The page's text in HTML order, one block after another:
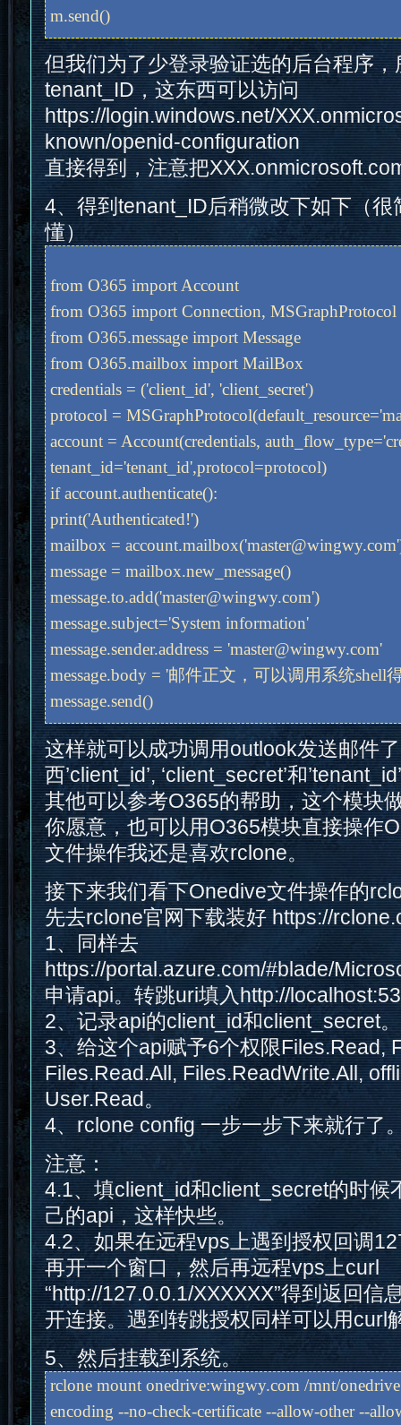
m.send()
但我们为了少登录验证选的后台程序
tenant_ID，这东西可以访问
https://login.windows.net/
known/openid-configuration
直接得到，注意把
4、得到tenant_ID后稍微改下如下（很
懂）
from O365 import Account
from O365 import Connection, MSGraphProtocol
from O365.message import Message
from O365.mailbox import MailBox
credentials = ('client_id', 'client_secret')
protocol =
account = Account(credentials,
tenant_id='tenant_id',protocol=protocol)
if account.authenticate():
print('Authenticated!')
mailbox =
message = mailbox.new_message()
message.to.add('master@wingwy.com')
message.subject='System information'
message.sender.address = 'master@wingwy.com'
message.body = '邮件正文，可以调用系统shell
message.send()
这样就可以成功调用outlook发送邮件
西’client_id’, ‘client_secret’和
其他可以参考O365的帮助，这个模块
你愿意，也可以用O365模块直接操作
文件操作我还是喜欢rclone。
接下来我们看下Onedive文件操作的
先去rclone官网下载装好 https://
1、同样去
https://portal.azure.com/#blade/
申请api。转跳uri填入http://
2、记录api的client_id和client_secret。
3、给这个api赋予6个权限Files.Read,
Files.Read.All, Files.ReadWrite.All,
User.Read。
4、rclone config 一步一步下来就行了
注意：
4.1、填client_id和client_secret的时候
己的api，这样快些。
4.2、如果在远程vps上遇到授权回调
再开一个窗口，然后再远程vps上curl
“http://127.0.0.1/XXXXXX”得到返回信
开连接。遇到转跳授权同样可以用curl
5、然后挂载到系统。
rclone mount onedrive:wingwy.com /mnt/
encoding --no-check-certificate --allow-other --